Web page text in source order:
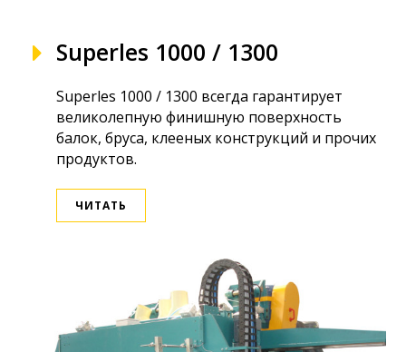
Superles 1000 / 1300
Superles 1000 / 1300 всегда гарантирует
великолепную финишную поверхность
балок, бруса, клееных конструкций и прочих
продуктов.
ЧИТАТЬ